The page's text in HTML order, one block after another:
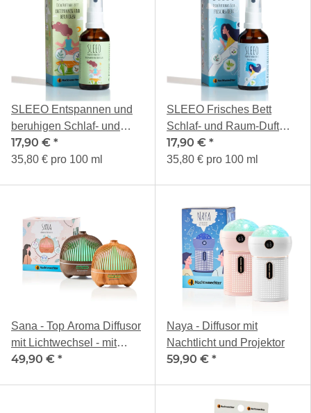
SLEEO Entspannen und
beruhigen Schlaf- und
Raum-Duft 50ml
17,90 € *
35,80 € pro 100 ml
SLEEO Frisches Bett
Schlaf- und Raum-Duft
50ml
17,90 € *
35,80 € pro 100 ml
Sana - Top Aroma Diffusor
mit Lichtwechsel - mit
Holzdekoren
49,90 € *
Naya - Diffusor mit
Nachtlicht und Projektor
59,90 € *